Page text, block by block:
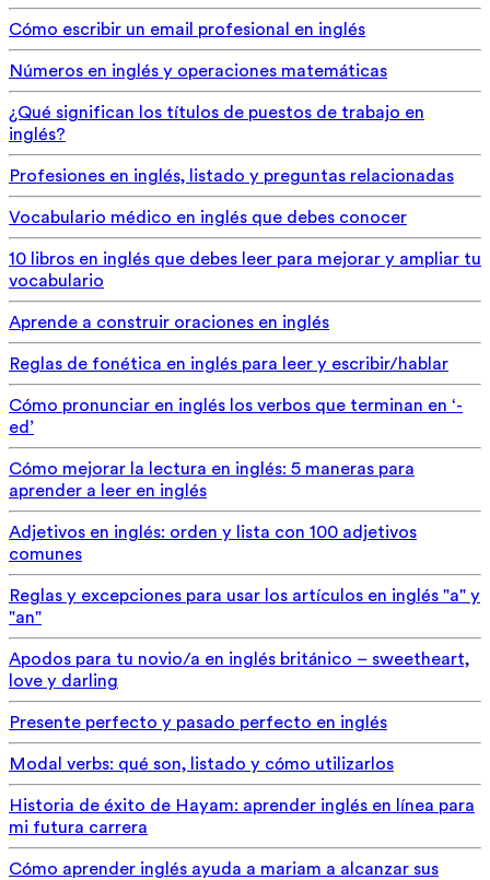
Cómo escribir un email profesional en inglés
Números en inglés y operaciones matemáticas
¿Qué significan los títulos de puestos de trabajo en
inglés?
Profesiones en inglés, listado y preguntas relacionadas
Vocabulario médico en inglés que debes conocer
10 libros en inglés que debes leer para mejorar y ampliar tu
vocabulario
Aprende a construir oraciones en inglés
Reglas de fonética en inglés para leer y escribir/hablar
Cómo pronunciar en inglés los verbos que terminan en ‘-
ed’
Cómo mejorar la lectura en inglés: 5 maneras para
aprender a leer en inglés
Adjetivos en inglés: orden y lista con 100 adjetivos
comunes
Reglas y excepciones para usar los artículos en inglés "a" y
"an"
Apodos para tu novio/a en inglés británico – sweetheart,
love y darling
Presente perfecto y pasado perfecto en inglés
Modal verbs: qué son, listado y cómo utilizarlos
Historia de éxito de Hayam: aprender inglés en línea para
mi futura carrera
Cómo aprender inglés ayuda a mariam a alcanzar sus